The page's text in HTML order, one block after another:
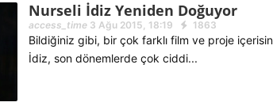
Nurseli İdiz Yeniden Doğuyor
access_time 3 Ağu 2015, 18:19 1863
Bildiğiniz gibi, bir çok farklı film ve proje
İdiz, son dönemlerde çok ciddi...